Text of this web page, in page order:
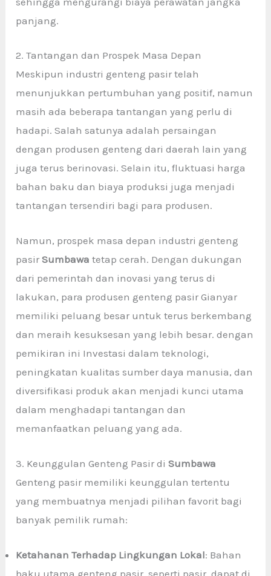
panjang.
2. Tantangan dan Prospek Masa Depan
Meskipun industri genteng pasir telah
menunjukkan pertumbuhan yang positif, namun
masih ada beberapa tantangan yang perlu di
hadapi. Salah satunya adalah persaingan
dengan produsen genteng dari daerah lain yang
juga terus berinovasi. Selain itu, fluktuasi harga
bahan baku dan biaya produksi juga menjadi
tantangan tersendiri bagi para produsen.
Namun, prospek masa depan industri genteng
pasirSumbawatetap cerah. Dengan dukungan
dari pemerintah dan inovasi yang terus di
lakukan, para produsen genteng pasir Gianyar
memiliki peluang besar untuk terus berkembang
dan meraih kesuksesan yang lebih besar. dengan
pemikiran ini Investasi dalam teknologi,
peningkatan kualitas sumber daya manusia, dan
diversifikasi produk akan menjadi kunci utama
dalam menghadapi tantangan dan
memanfaatkan peluang yang ada.
3. Keunggulan Genteng Pasir diSumbawa
Genteng pasir memiliki keunggulan tertentu
yang membuatnya menjadi pilihan favorit bagi
banyak pemilik rumah:
Ketahanan Terhadap Lingkungan Lokal: Bahan